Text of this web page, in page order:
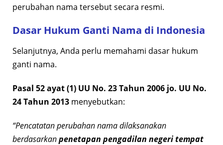
perubahan nama tersebut secara resmi.
Dasar Hukum Ganti Nama di Indonesia
Selanjutnya, Anda perlu memahami dasar hukum
ganti nama.
Pasal 52 ayat (1) UU No. 23 Tahun 2006 jo. UU No.
24 Tahun 2013 menyebutkan:
“Pencatatan perubahan nama dilaksanakan
berdasarkanpenetapan pengadilan negeri tempat